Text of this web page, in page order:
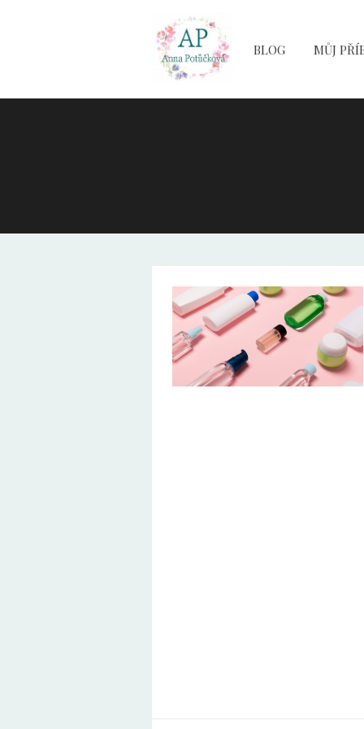
BLOG MŮJ